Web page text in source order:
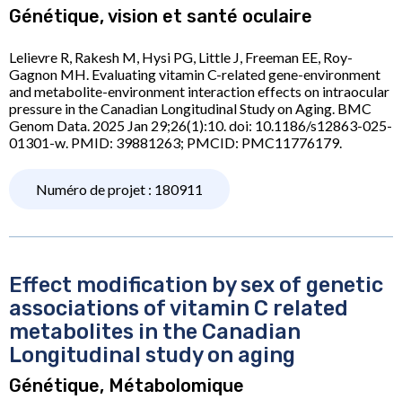
Génétique, vision et santé oculaire
Lelievre R, Rakesh M, Hysi PG, Little J, Freeman EE, Roy-
Gagnon MH. Evaluating vitamin C-related gene-environment
and metabolite-environment interaction effects on intraocular
pressure in the Canadian Longitudinal Study on Aging. BMC
Genom Data. 2025 Jan 29;26(1):10. doi: 10.1186/s12863-025-
01301-w. PMID: 39881263; PMCID: PMC11776179.
Numéro de projet : 180911
Effect modification by sex of genetic
associations of vitamin C related
metabolites in the Canadian
Longitudinal study on aging
Génétique, Métabolomique